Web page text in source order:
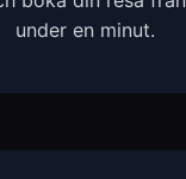
under en minut.